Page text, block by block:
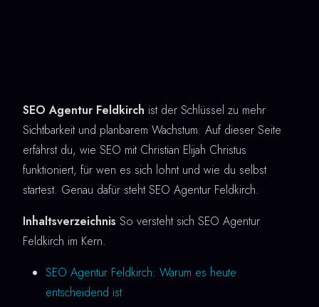
SEO Agentur Feldkirch ist der Schlüssel zu mehr
Sichtbarkeit und planbarem Wachstum. Auf dieser Seite
erfährst du, wie SEO mit Christian Elijah Christus
funktioniert, für wen es sich lohnt und wie du selbst
startest. Genau dafür steht SEO Agentur Feldkirch.
Inhaltsverzeichnis So versteht sich SEO Agentur
Feldkirch im Kern.
SEO Agentur Feldkirch: Warum es heute
entscheidend ist